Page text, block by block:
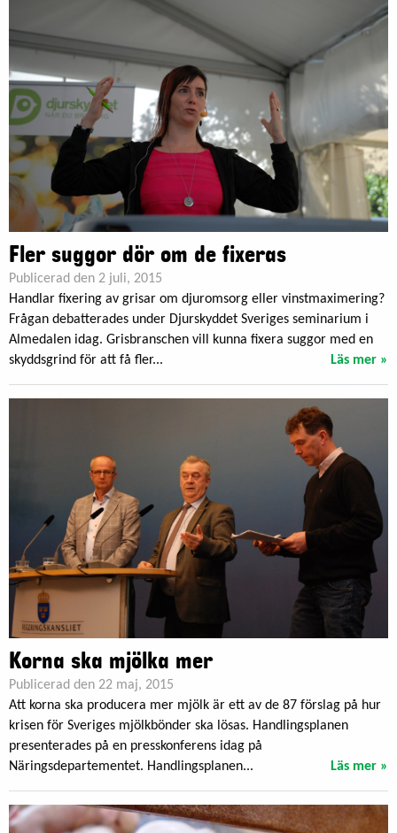
Fler suggor dör om de fixeras
Publicerad den 2 juli, 2015
Handlar fixering av grisar om djuromsorg eller vinstmaximering?
Frågan debatterades under Djurskyddet Sveriges seminarium i
Almedalen idag. Grisbranschen vill kunna fixera suggor med en
skyddsgrind för att få fler...
Läs mer »
Korna ska mjölka mer
Publicerad den 22 maj, 2015
Att korna ska producera mer mjölk är ett av de 87 förslag på hur
krisen för Sveriges mjölkbönder ska lösas. Handlingsplanen
presenterades på en presskonferens idag på
Näringsdepartementet. Handlingsplanen...
Läs mer »